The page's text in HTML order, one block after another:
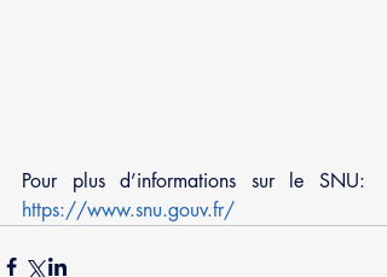
https://www.snu.gouv.fr/